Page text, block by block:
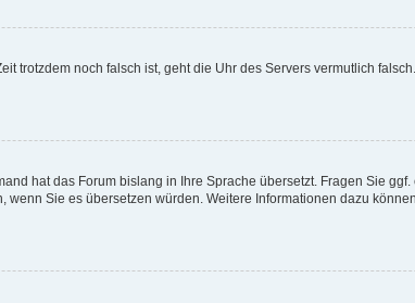
trotzdem noch falsch ist, geht die Uhr des Servers vermutlich
hat das Forum bislang in Ihre Sprache übersetzt. Fragen Sie
Sie es übersetzen würden. Weitere Informationen dazu